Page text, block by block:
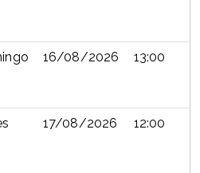
16/08/2026 13:00
17/08/2026 12:00